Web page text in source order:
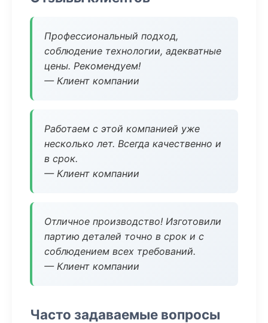
Профессиональный подход,
соблюдение технологии, адекватные
цены. Рекомендуем!
— Клиент компании
Работаем с этой компанией уже
несколько лет. Всегда качественно и
в срок.
— Клиент компании
Отличное производство! Изготовили
партию деталей точно в срок и с
соблюдением всех требований.
— Клиент компании
Часто задаваемые вопросы